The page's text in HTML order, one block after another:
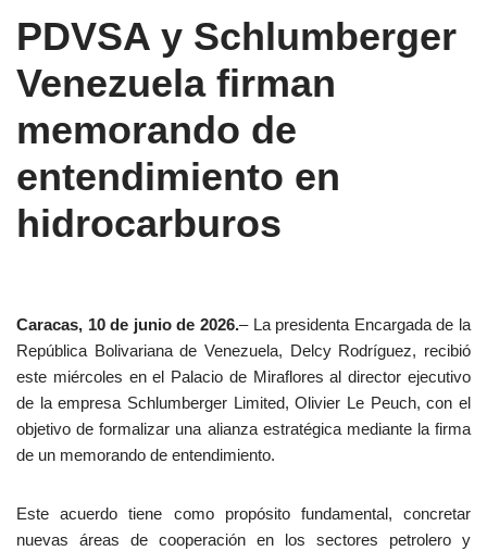
PDVSA y Schlumberger
Venezuela firman
memorando de
entendimiento en
hidrocarburos
Caracas, 10 de junio de 2026.– La presidenta Encargada de la
República Bolivariana de Venezuela, Delcy Rodríguez, recibió
este miércoles en el Palacio de Miraflores al director ejecutivo
de la empresa Schlumberger Limited, Olivier Le Peuch, con el
objetivo de formalizar una alianza estratégica mediante la firma
de un memorando de entendimiento.
Este acuerdo tiene como propósito fundamental, concretar
nuevas áreas de cooperación en los sectores petrolero y